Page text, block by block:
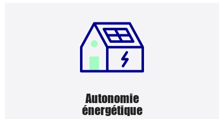
Autonomie
énergétique